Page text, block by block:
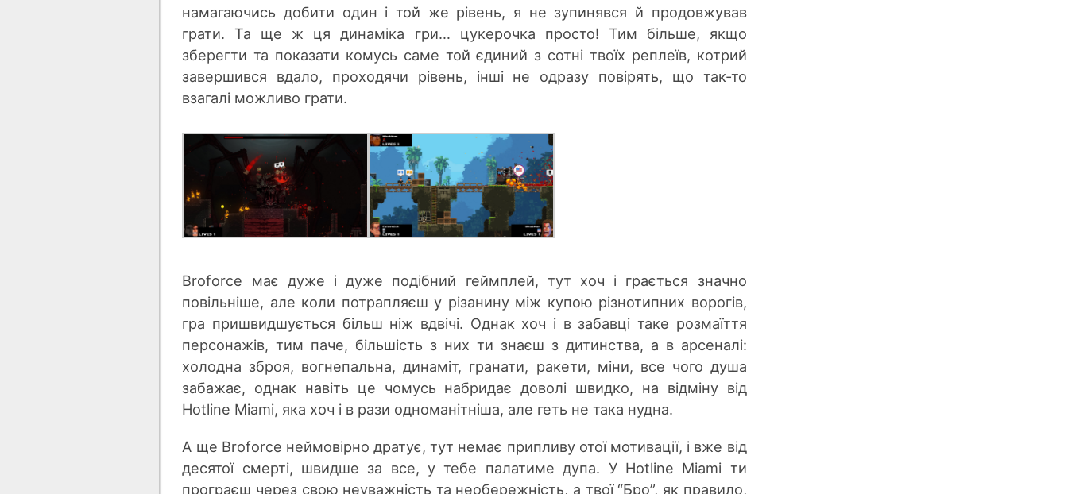
намагаючись добити один і той же рівень, я не зупинявся й продовжував
грати. Та ще ж ця динаміка гри… цукерочка просто! Тим більше, якщо
зберегти та показати комусь саме той єдиний з сотні твоїх реплеїв, котрий
завершився вдало, проходячи рівень, інші не одразу повірять, що так-то
взагалі можливо грати.
Broforce має дуже і дуже подібний геймплей, тут хоч і грається значно
повільніше, але коли потрапляєш у різанину між купою різнотипних ворогів,
гра пришвидшується більш ніж вдвічі. Однак хоч і в забавці таке розмаїття
персонажів, тим паче, більшість з них ти знаєш з дитинства, а в арсеналі:
холодна зброя, вогнепальна, динаміт, гранати, ракети, міни, все чого душа
забажає, однак навіть це чомусь набридає доволі швидко, на відміну від
Hotline Miami, яка хоч і в рази одноманітніша, але геть не така нудна.
А ще Broforce неймовірно дратує, тут немає припливу отої мотивації, і вже від
десятої смерті, швидше за все, у тебе палатиме дупа. У Hotline Miami ти
програєш через свою неуважність та необережність, а твої “Бро”, як правило,